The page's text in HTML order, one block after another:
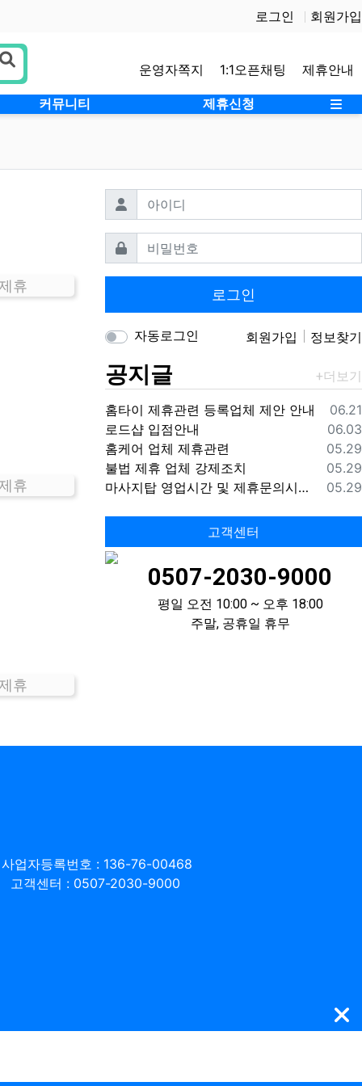
로그인 회원가입
운영자쪽지 1:1오픈채팅 제휴안내
커뮤니티 제휴신청 사
휴
휴
휴
아이디 필수
비밀번호필수
로그인
자동로그인 회원가입 정보찾기
공지글
등록
06.21
홈타이 제휴관련 등록업체 제안 안내
등록
06.03
로드샵 입점안내
등록
05.29
홈케어 업체 제휴관련
등록
05.29
불법 제휴 업체 강제조치
등록
05.29
마사지탑 영업시간 및 제휴문의시간 안내
고객센터
0507-2030-9000
평일 오전 10:00 ~ 오후 18:00
주말, 공휴일 휴무
사업자등록번호 : 136-76-00468
고객센터 : 0507-2030-9000